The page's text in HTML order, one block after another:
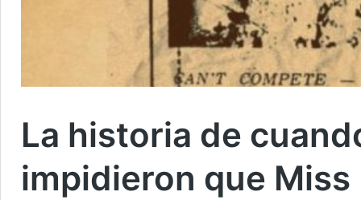
La historia de
impidieron que